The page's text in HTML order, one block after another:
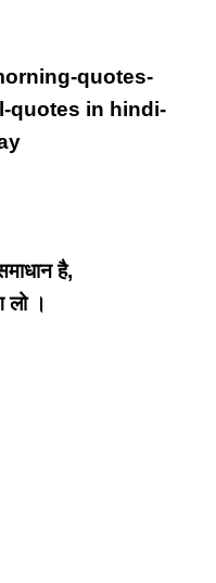
quotes-
quotes in hindi-
है,
लो ।